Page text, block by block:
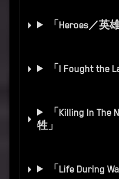
「Heroes／英
「I Fought the
「Killing In
牲」
「Life During